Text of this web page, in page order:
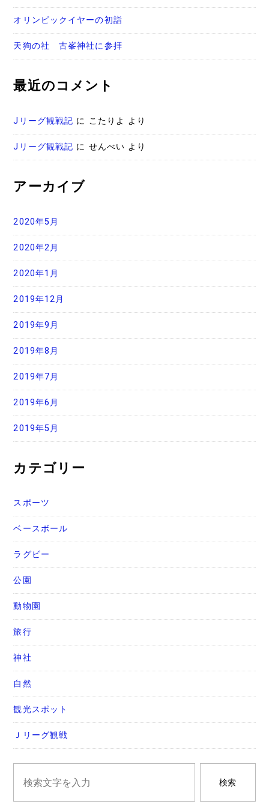
オリンピックイヤーの初詣
天狗の社 古峯神社に参拝
最近のコメント
Jリーグ観戦記 に こたりよ より
Jリーグ観戦記 に せんべい より
アーカイブ
2020年5月
2020年2月
2020年1月
2019年12月
2019年9月
2019年8月
2019年7月
2019年6月
2019年5月
カテゴリー
スポーツ
ベースボール
ラグビー
公園
動物園
旅行
神社
自然
観光スポット
Ｊリーグ観戦
検索